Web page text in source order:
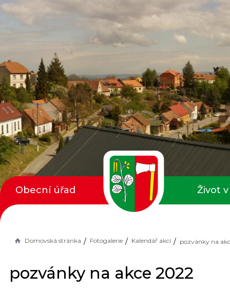
Domovská stránka Fotogalerie Kalendář akcí pozvánky na
pozvánky na akce 2022
Obecní úřad Život